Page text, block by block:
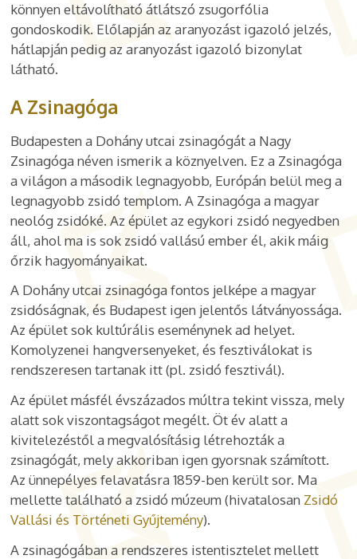
könnyen eltávolítható átlátszó zsugorfólia
gondoskodik. Előlapján az aranyozást igazoló jelzés,
hátlapján pedig az aranyozást igazoló bizonylat
látható.
A Zsinagóga
Budapesten a Dohány utcai zsinagógát a Nagy
Zsinagóga néven ismerik a köznyelven. Ez a Zsinagóga
a világon a második legnagyobb, Európán belül meg a
legnagyobb zsidó templom. A Zsinagóga a magyar
neológ zsidóké. Az épület az egykori zsidó negyedben
áll, ahol ma is sok zsidó vallású ember él, akik máig
őrzik hagyományaikat.
A Dohány utcai zsinagóga fontos jelképe a magyar
zsidóságnak, és Budapest igen jelentős látványossága.
Az épület sok kultúrális eseménynek ad helyet.
Komolyzenei hangversenyeket, és fesztiválokat is
rendszeresen tartanak itt (pl. zsidó fesztivál).
Az épület másfél évszázados múltra tekint vissza, mely
alatt sok viszontagságot megélt. Öt év alatt a
kivitelezéstől a megvalósításig létrehozták a
zsinagógát, mely akkoriban igen gyorsnak számított.
Az ünnepélyes felavatásra 1859-ben került sor. Ma
mellette található a zsidó múzeum (hivatalosan Zsidó
Vallási és Történeti Gyűjtemény).
A zsinagógában a rendszeres istentisztelet mellett